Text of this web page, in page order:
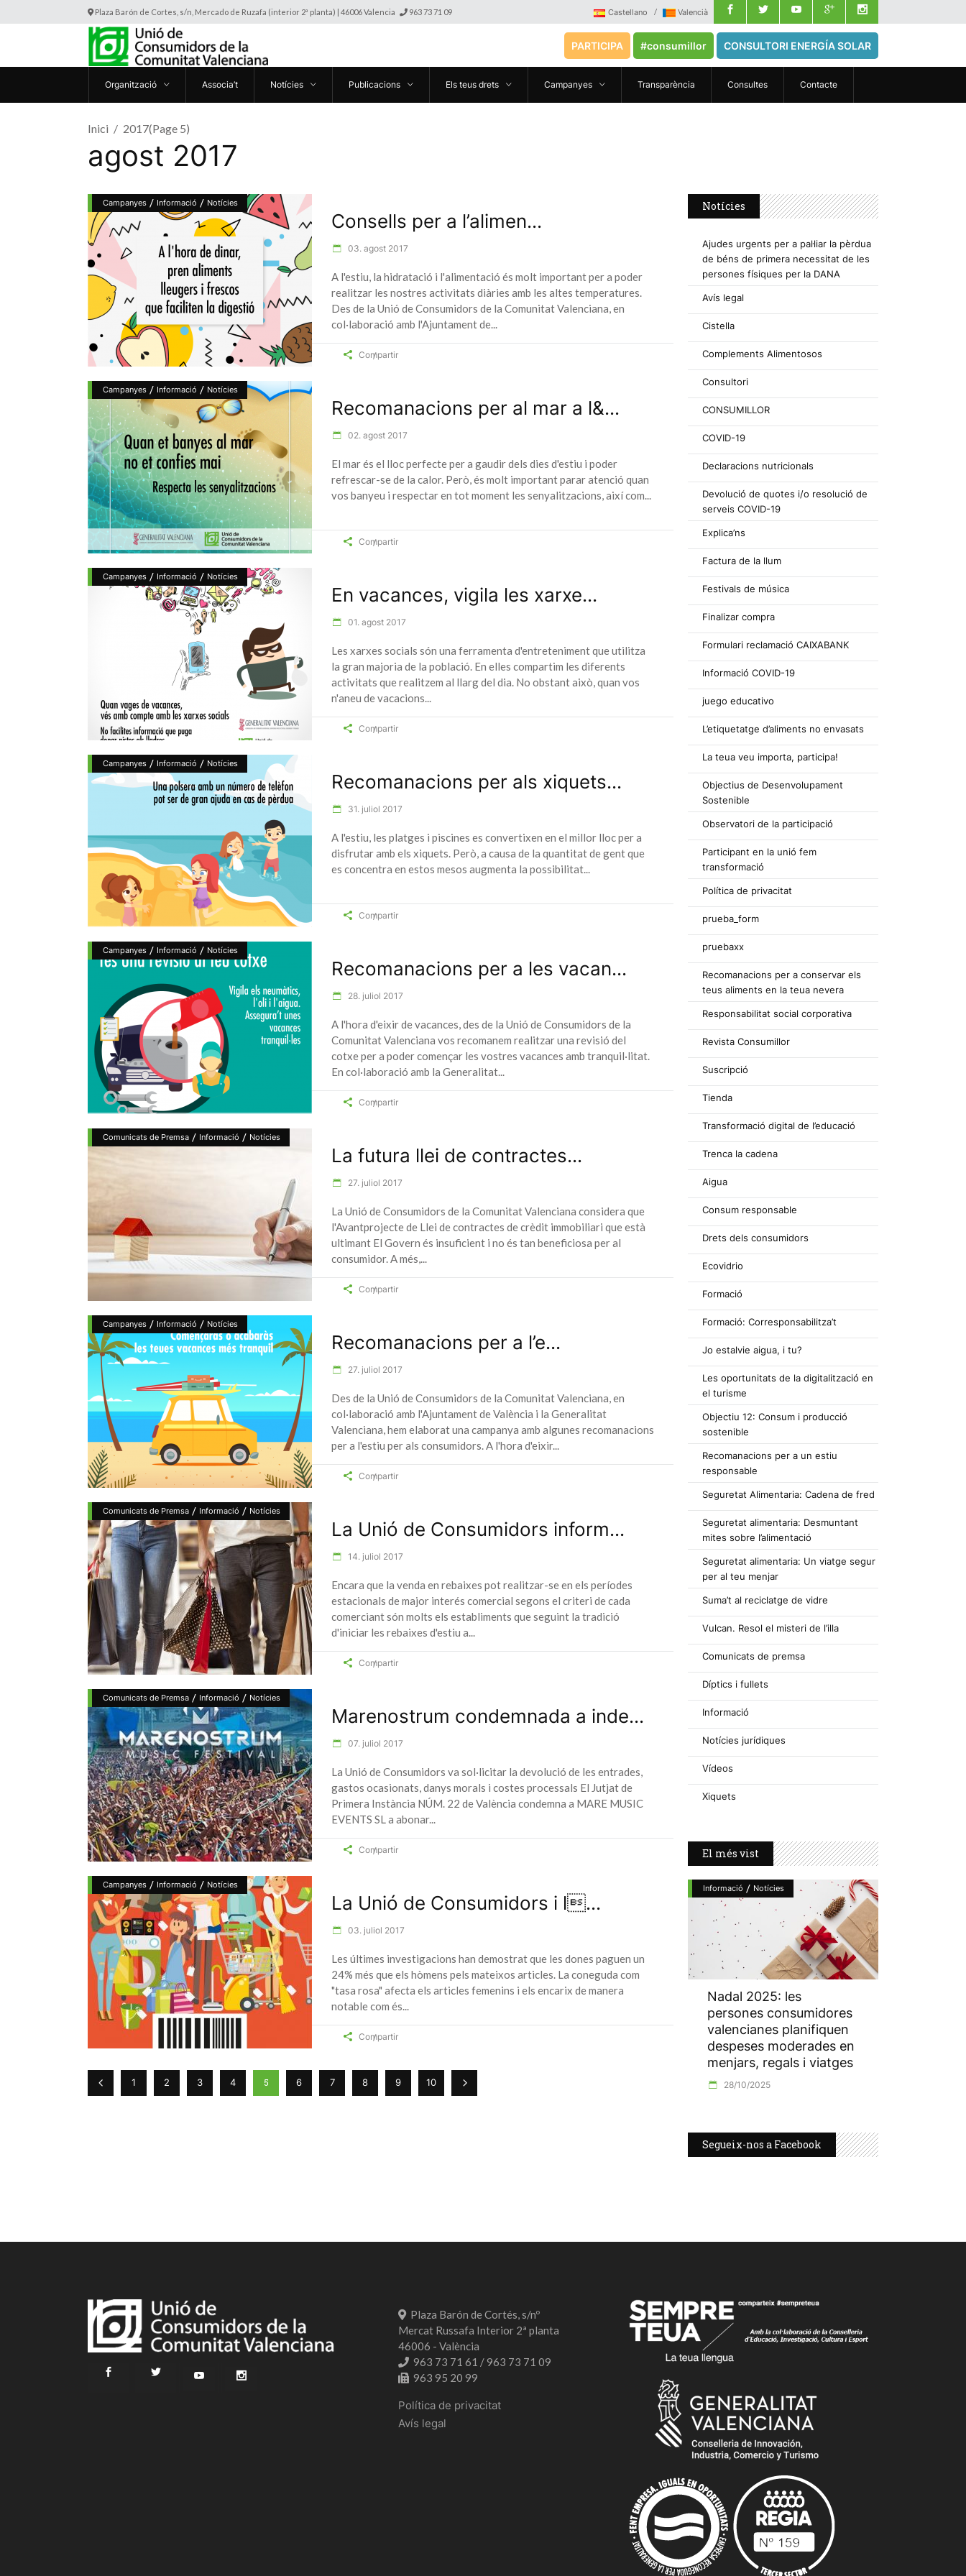
Plaza Barón de Cortes, s/n, Mercado de Ruzafa (interior 2ª planta) | 46006 Valencia 963 73 71 09 Castellano Valencià
PARTICIPA #consumillor CONSULTORI ENERGÍA SOLAR
Organització Associa’t Notícies Publicacions Els teus drets Campanyes Transparència Consultes Contacte
Inici 2017(Page 5)
agost 2017
Campanyes / Informació / Notícies
Consells per a l’alimen...
03. agost 2017
A l'estiu, la hidratació i l'alimentació és molt important per a poder
realitzar les nostres activitats diàries amb les altes temperatures.
Des de la Unió de Consumidors de la Comunitat Valenciana, en
col·laboració amb l'Ajuntament de
Compartir
Campanyes / Informació / Notícies
Recomanacions per al mar a l&...
02. agost 2017
El mar és el lloc perfecte per a gaudir dels dies d'estiu i poder
refrescar-se de la calor. Però, és molt important parar atenció quan
vos banyeu i respectar en tot moment les senyalitzacions, així com
Compartir
Campanyes / Informació / Notícies
En vacances, vigila les xarxe...
01. agost 2017
Les xarxes socials són una ferramenta d'entreteniment que utilitza
la gran majoria de la població. En elles compartim les diferents
activitats que realitzem al llarg del dia. No obstant això, quan vos
n'aneu de vacacions
Compartir
Campanyes / Informació / Notícies
Recomanacions per als xiquets...
31. juliol 2017
A l'estiu, les platges i piscines es convertixen en el millor lloc per a
disfrutar amb els xiquets. Però, a causa de la quantitat de gent que
es concentra en estos mesos augmenta la possibilitat
Compartir
Campanyes / Informació / Notícies
Recomanacions per a les vacan...
28. juliol 2017
A l'hora d'eixir de vacances, des de la Unió de Consumidors de la
Comunitat Valenciana vos recomanem realitzar una revisió del
cotxe per a poder començar les vostres vacances amb tranquil·litat.
En col·laboració amb la Generalitat
Compartir
Comunicats de Premsa / Informació / Notícies
La futura llei de contractes...
27. juliol 2017
La Unió de Consumidors de la Comunitat Valenciana considera que
l'Avantprojecte de Llei de contractes de crèdit immobiliari que està
ultimant El Govern és insuficient i no és tan beneficiosa per al
consumidor. A més,
Compartir
Campanyes / Informació / Notícies
Recomanacions per a l’e...
27. juliol 2017
Des de la Unió de Consumidors de la Comunitat Valenciana, en
col·laboració amb l'Ajuntament de València i la Generalitat
Valenciana, hem elaborat una campanya amb algunes recomanacions
per a l'estiu per als consumidors. A l'hora d'eixir
Compartir
Comunicats de Premsa / Informació / Notícies
La Unió de Consumidors inform...
14. juliol 2017
Encara que la venda en rebaixes pot realitzar-se en els períodes
estacionals de major interés comercial segons el criteri de cada
comerciant són molts els establiments que seguint la tradició
d'iniciar les rebaixes d'estiu a
Compartir
Comunicats de Premsa / Informació / Notícies
Marenostrum condemnada a inde...
07. juliol 2017
La Unió de Consumidors va sol·licitar la devolució de les entrades,
gastos ocasionats, danys morals i costes processals El Jutjat de
Primera Instància NÚM. 22 de València condemna a MARE MUSIC
EVENTS SL a abonar
Compartir
Campanyes / Informació / Notícies
La Unió de Consumidors i l...
03. juliol 2017
Les últimes investigacions han demostrat que les dones paguen un
24% més que els hòmens pels mateixos articles. La coneguda com
"tasa rosa" afecta els articles femenins i els encarix de manera
notable com és
Compartir
1 2 3 4 5 6 7 8 9 10
Notícies
Ajudes urgents per a pal·liar la pèrdua
de béns de primera necessitat de les
persones físiques per la DANA
Avís legal
Cistella
Complements Alimentosos
Consultori
CONSUMILLOR
COVID-19
Declaracions nutricionals
Devolució de quotes i/o resolució de
serveis COVID-19
Explica’ns
Factura de la llum
Festivals de música
Finalizar compra
Formulari reclamació CAIXABANK
Informació COVID-19
juego educativo
L’etiquetatge d’aliments no envasats
La teua veu importa, participa!
Objectius de Desenvolupament
Sostenible
Observatori de la participació
Participant en la unió fem
transformació
Política de privacitat
prueba_form
pruebaxx
Recomanacions per a conservar els
teus aliments en la teua nevera
Responsabilitat social corporativa
Revista Consumillor
Suscripció
Tienda
Transformació digital de l’educació
Trenca la cadena
Aigua
Consum responsable
Drets dels consumidors
Ecovidrio
Formació
Formació: Corresponsabilitza’t
Jo estalvie aigua, i tu?
Les oportunitats de la digitalització en
el turisme
Objectiu 12: Consum i producció
sostenible
Recomanacions per a un estiu
responsable
Seguretat Alimentaria: Cadena de fred
Seguretat alimentaria: Desmuntant
mites sobre l’alimentació
Seguretat alimentaria: Un viatge segur
per al teu menjar
Suma’t al reciclatge de vidre
Vulcan. Resol el misteri de l’illa
Comunicats de premsa
Díptics i fullets
Informació
Notícies jurídiques
Vídeos
Xiquets
El més vist
Informació / Notícies
Nadal 2025: les
persones consumidores
valencianes planifiquen
despeses moderades en
menjars, regals i viatges
28/10/2025
Segueix-nos a Facebook
Plaza Barón de Cortés, s/nº
Mercat Russafa Interior 2ª planta
46006 - València
963 73 71 61 / 963 73 71 09
963 95 20 99
Política de privacitat
Avís legal